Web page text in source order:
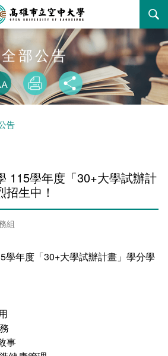
件
統
全部公告
略過字型切
放大
列印 分享
告
115學年度「30+大學試辦計
生中！
組
學年度「30+大學試辦計畫」學分學
事